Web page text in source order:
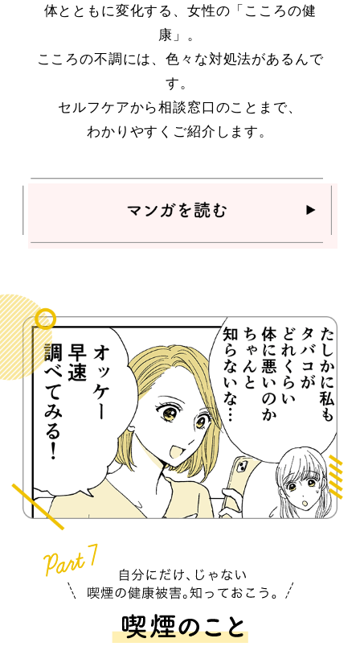
体とともに変化する、女性の「こころの健
康」。
こころの不調には、色々な対処法があるんで
す。
セルフケアから相談窓口のことまで、
わかりやすくご紹介します。